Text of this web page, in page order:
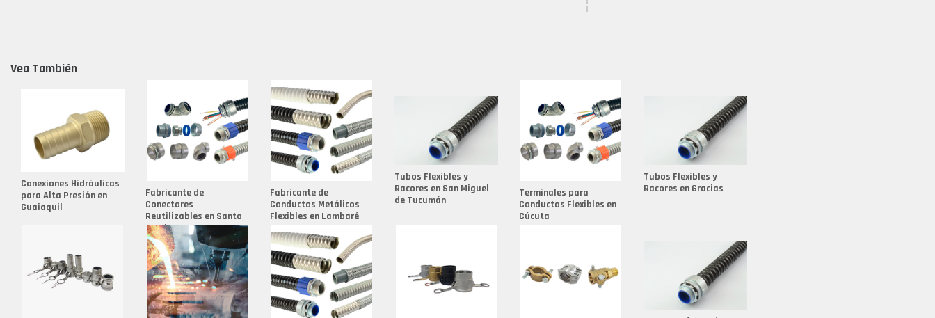
Fabricante de Conexiones para Mangueras
Fabricante de Kopex Flexible
Fabricante de Molde para Fundición
Fabricante de Racores
Fabricante de Racores en Aluminio
Fabricante de Racores en Latón
Fabricante de Sealtubo 1/2
Fabricante de Sealtubo 3/4
Vea También
Conexiones Hidráulicas
para Alta Presión en
Guaiaquil
Fabricante de
Conectores
Reutilizables en Santo
Domingo
Fabricante de
Conductos Metálicos
Flexibles en Lambaré
Tubos Flexibles y
Racores en San Miguel
de Tucumán
Terminales para
Conductos Flexibles en
Cúcuta
Tubos Flexibles y
Racores en Gracias